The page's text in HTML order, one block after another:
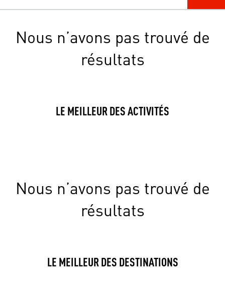
Nous n’avons pas trouvé de
résultats
LE MEILLEUR DES ACTIVITÉS
Nous n’avons pas trouvé de
résultats
LE MEILLEUR DES DESTINATIONS